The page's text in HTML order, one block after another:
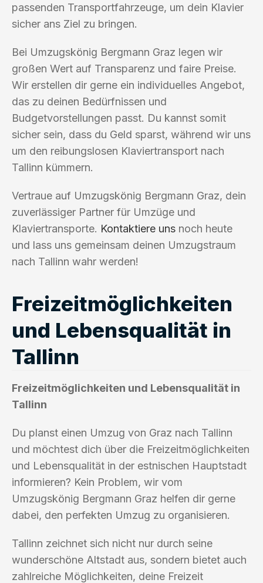
passenden Transportfahrzeuge, um dein Klavier
sicher ans Ziel zu bringen.
Bei Umzugskönig Bergmann Graz legen wir
großen Wert auf Transparenz und faire Preise.
Wir erstellen dir gerne ein individuelles Angebot,
das zu deinen Bedürfnissen und
Budgetvorstellungen passt. Du kannst somit
sicher sein, dass du Geld sparst, während wir uns
um den reibungslosen Klaviertransport nach
Tallinn kümmern.
Vertraue auf Umzugskönig Bergmann Graz, dein
zuverlässiger Partner für Umzüge und
Klaviertransporte. Kontaktiere uns noch heute
und lass uns gemeinsam deinen Umzugstraum
nach Tallinn wahr werden!
Freizeitmöglichkeiten
und Lebensqualität in
Tallinn
Freizeitmöglichkeiten und Lebensqualität in
Tallinn
Du planst einen Umzug von Graz nach Tallinn
und möchtest dich über die Freizeitmöglichkeiten
und Lebensqualität in der estnischen Hauptstadt
informieren? Kein Problem, wir vom
Umzugskönig Bergmann Graz helfen dir gerne
dabei, den perfekten Umzug zu organisieren.
Tallinn zeichnet sich nicht nur durch seine
wunderschöne Altstadt aus, sondern bietet auch
zahlreiche Möglichkeiten, deine Freizeit